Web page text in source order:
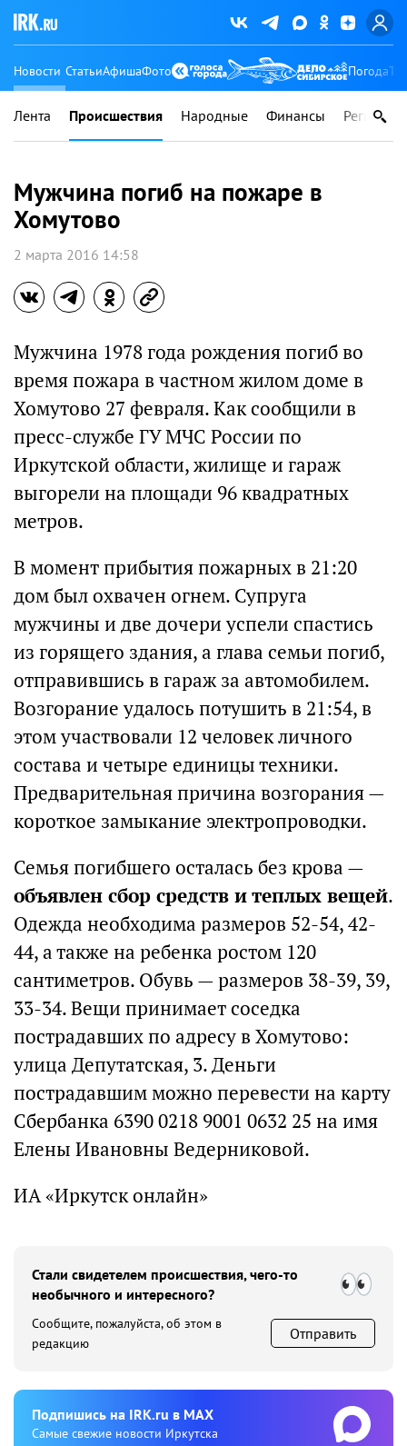
Новости СтатьиАфишаФото Погода
Лента Происшествия Народные Финансы Регионы
Мужчина погиб на пожаре в
Хомутово
2 марта 2016 14:58
Мужчина 1978 года рождения погиб во
время пожара в частном жилом доме в
Хомутово 27 февраля. Как сообщили в
пресс-службе ГУ МЧС России по
Иркутской области, жилище и гараж
выгорели на площади 96 квадратных
метров.
В момент прибытия пожарных в 21:20
дом был охвачен огнем. Супруга
мужчины и две дочери успели спастись
из горящего здания, а глава семьи погиб,
отправившись в гараж за автомобилем.
Возгорание удалось потушить в 21:54, в
этом участвовали 12 человек личного
состава и четыре единицы техники.
Предварительная причина возгорания —
короткое замыкание электропроводки.
Семья погибшего осталась без крова —
объявлен сбор средств и теплых вещей.
Одежда необходима размеров 52-54, 42-
44, а также на ребенка ростом 120
сантиметров. Обувь — размеров 38-39, 39,
33-34. Вещи принимает соседка
пострадавших по адресу в Хомутово:
улица Депутатская, 3. Деньги
пострадавшим можно перевести на карту
Сбербанка 6390 0218 9001 0632 25 на имя
Елены Ивановны Ведерниковой.
ИА «Иркутск онлайн»
Стали свидетелем происшествия, чего-то
необычного и интересного?
Сообщите, пожалуйста, об этом в
редакцию
Отправить
Подпишиcь на IRK.ru в MAX
Cамые свежие новости Иркутска